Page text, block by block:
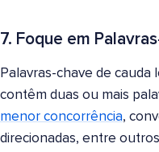
7. Foque em
Palavras-chave de cauda
contêm duas ou mais
menor concorrência,
direcionadas, entre